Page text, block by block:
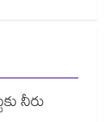
నీరు